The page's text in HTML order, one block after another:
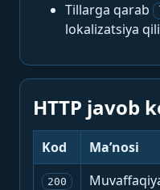
Tillarga qarab
lokalizatsiya
HTTP javob
Kod Ma’nosi
200